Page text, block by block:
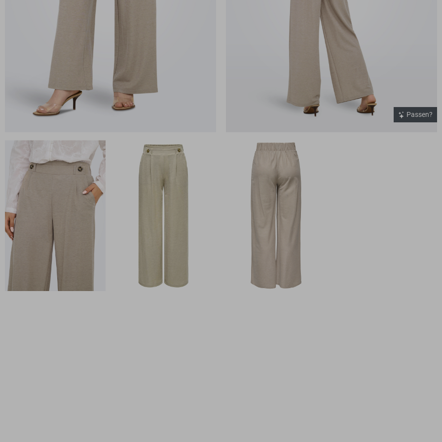
Passen?